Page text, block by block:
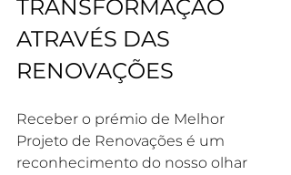
TRANSFORMAÇÃO
ATRAVÉS DAS
RENOVAÇÕES
Receber o prémio de Melhor
Projeto de Renovações é um
reconhecimento do nosso olhar